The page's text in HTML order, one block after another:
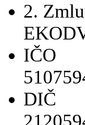
2.
IČO
DIČ